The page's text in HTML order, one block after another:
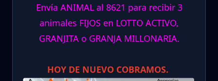
Envía ANIMAL al 8621 para recibir 3
animales FIJOS en LOTTO ACTIVO,
GRANJITA o GRANJA MILLONARIA.
HOY DE NUEVO COBRAMOS.